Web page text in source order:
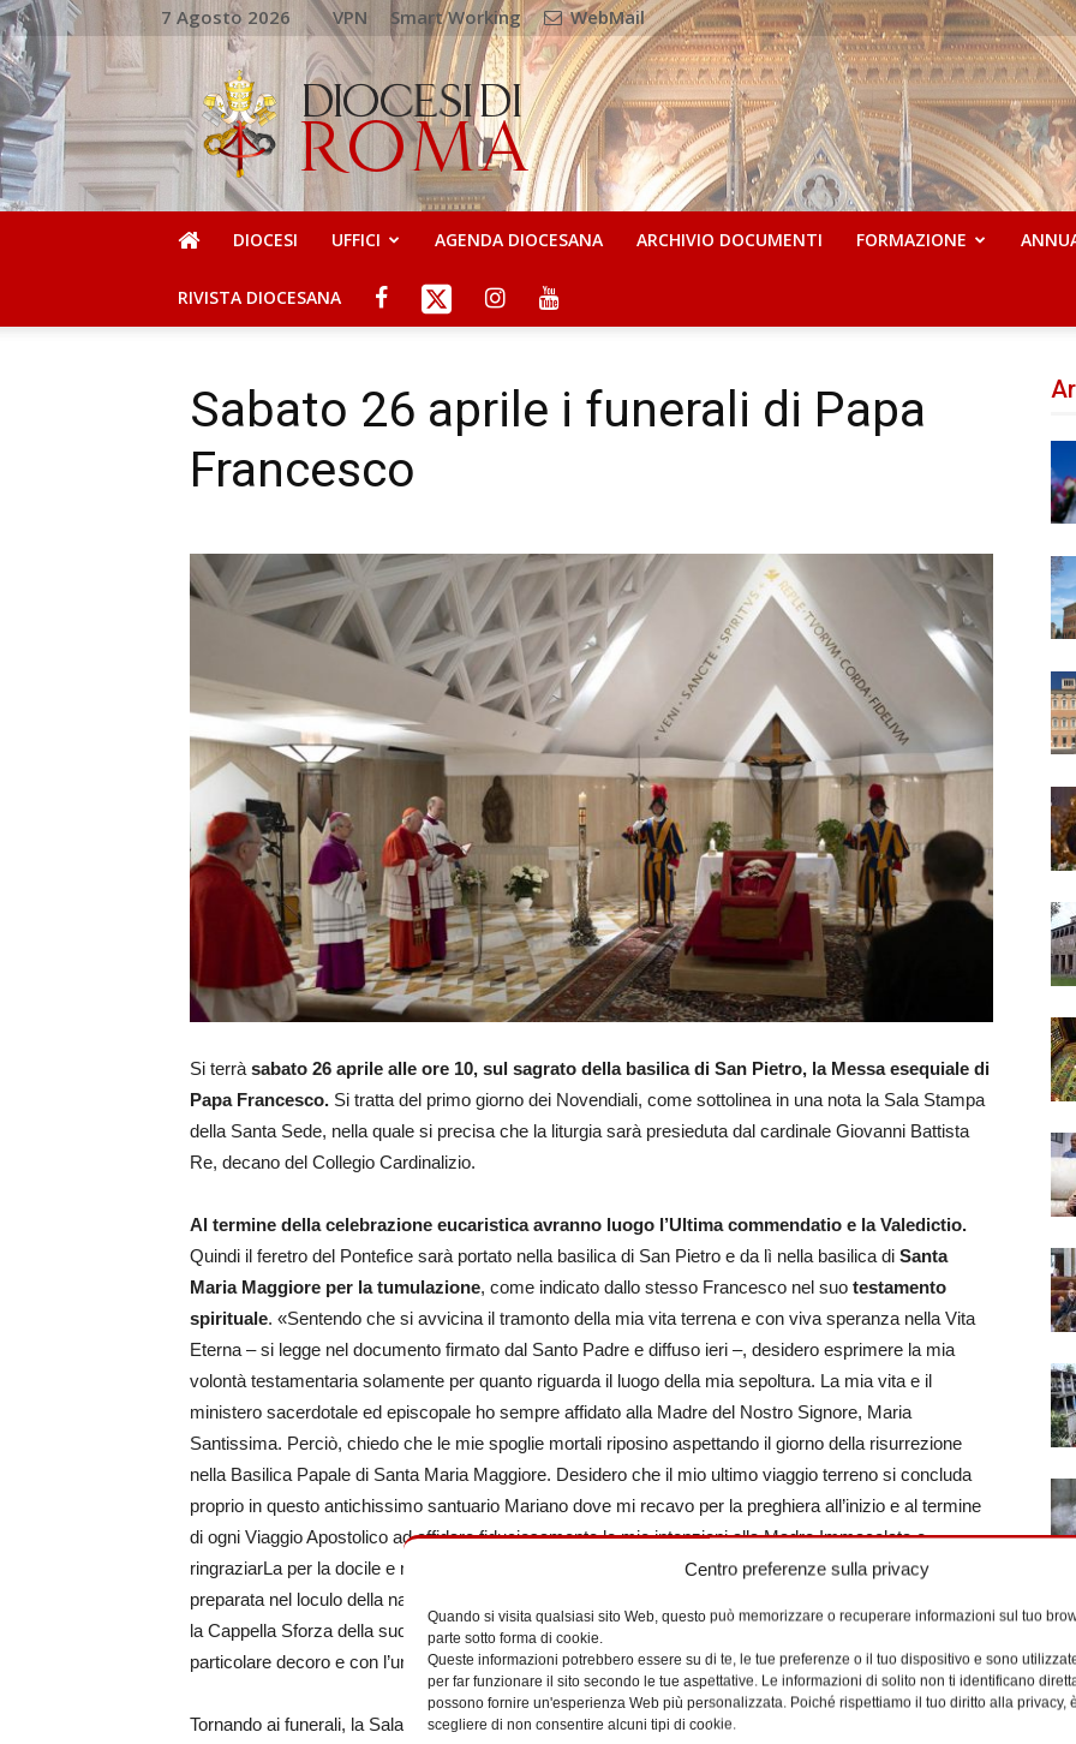
Centro preferenze sulla privacy
Quando si visita qualsiasi sito Web, questo può memorizzare o recuperare informazioni sul tuo
parte sotto forma di cookie.
Queste informazioni potrebbero essere su di te, le tue preferenze o il tuo dispositivo e sono
per far funzionare il sito secondo le tue aspettative. Le informazioni di solito non ti identificano
possono fornire un'esperienza Web più personalizzata. Poiché rispettiamo il tuo diritto alla privacy,
scegliere di non consentire alcuni tipi di cookie.
7 Agosto 2026 VPN Smart Working WebMail
DIOCESI
DI
ROMA
DIOCESI UFFICI AGENDA DIOCESANA ARCHIVIO DOCUMENTI FORMAZIONE
RIVISTA DIOCESANA
Sabato 26 aprile i funerali di Papa
Francesco
Si terràsabato 26 aprile alle ore 10, sul sagrato della basilica di San Pietro, la Messa esequiale di
Papa Francesco. Si tratta del primo giorno dei Novendiali, come sottolinea in una nota la Sala Stampa
della Santa Sede, nella quale si precisa che la liturgia sarà presieduta dal cardinale Giovanni Battista
Re, decano del Collegio Cardinalizio.
Al termine della celebrazione eucaristica avranno luogo l’Ultima commendatio e la Valedictio.
Quindi il feretro del Pontefice sarà portato nella basilica di San Pietro e da lì nella basilica diSanta
Maria Maggiore per la tumulazione, come indicato dallo stesso Francesco nel suotestamento
spirituale. «Sentendo che si avvicina il tramonto della mia vita terrena e con viva speranza nella Vita
Eterna – si legge nel documento firmato dal Santo Padre e diffuso ieri –, desidero esprimere la mia
volontà testamentaria solamente per quanto riguarda il luogo della mia sepoltura. La mia vita e il
ministero sacerdotale ed episcopale ho sempre affidato alla Madre del Nostro Signore, Maria
Santissima. Perciò, chiedo che le mie spoglie mortali riposino aspettando il giorno della risurrezione
nella Basilica Papale di Santa Maria Maggiore. Desidero che il mio ultimo viaggio terreno si concluda
proprio in questo antichissimo santuario Mariano dove mi recavo per la preghiera all’inizio e al termine
di ogni Viaggio Apostolico ad affidare fiduciosamente le mie intenzioni alla Madre Immacolata e
ringraziarLa per la docile e materna cura». Pertanto, è la conclusione, «chiedo che la mia tomba sia
preparata nel loculo della navata laterale tra la Cappella Paolina (Cappella della Salus Populi Romani) e
la Cappella Sforza della suddetta basilica papale. Il sepolcro deve essere nella terra; semplice, senza
particolare decoro e con l’unica iscrizione: Franciscus».
Tornando ai funerali, la Sala Stampa informa che potranno concelebrare: i patriarchi e i cardinali, «che